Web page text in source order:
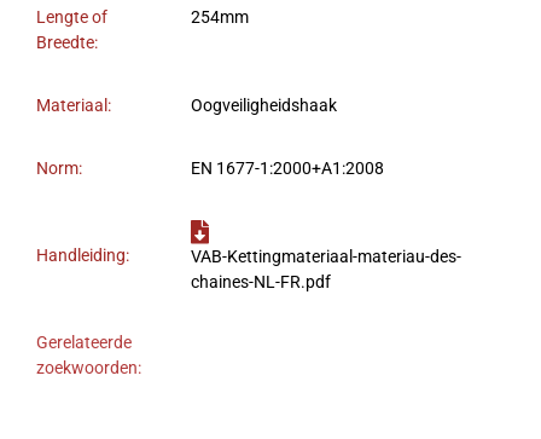
Lengte of
Breedte:
254mm
Materiaal: Oogveiligheidshaak
Norm: EN 1677-1:2000+A1:2008
Handleiding:
VAB-Kettingmateriaal-materiau-des-
chaines-NL-FR.pdf
Gerelateerde
zoekwoorden: